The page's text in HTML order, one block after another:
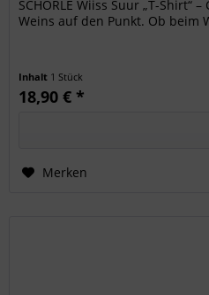
SCHORLE Wiiss Suur „T-
Weins auf den Punkt. Ob beim
Inhalt 1 Stück
18,90 € *
Merken